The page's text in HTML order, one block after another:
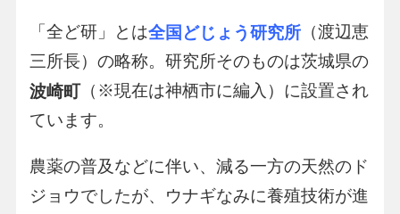
「全ど研」とは全国どじょう研究所（渡辺恵
三所長）の略称。研究所そのものは茨城県の
波崎町（※現在は神栖市に編入）に設置され
ています。
農薬の普及などに伴い、減る一方の天然のド
ジョウでしたが、ウナギなみに養殖技術が進